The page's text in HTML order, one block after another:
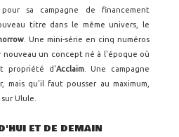
sa campagne de financement
titre dans le même univers, le
. Une mini-série en cinq numéros
nouveau un concept né à l'époque où
propriété d'Acclaim. Une campagne
mais qu'il faut pousser au maximum,
Ulule.
ET DE DEMAIN